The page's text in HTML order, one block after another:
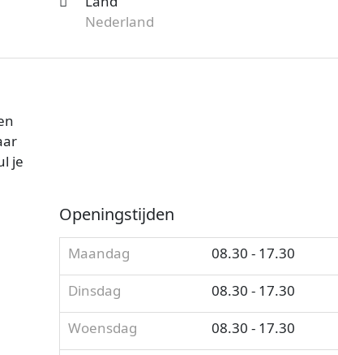
Nederland
je
Openingstijden
Maandag
08.30 - 17.30
Dinsdag
08.30 - 17.30
Woensdag
08.30 - 17.30